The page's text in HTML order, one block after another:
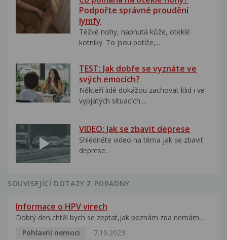
Podpořte správné proudění
lymfy
Těžké nohy, napnutá kůže, oteklé
kotníky. To jsou potíže,...
TEST: Jak dobře se vyznáte ve
svých emocích?
Někteří lidé dokážou zachovat klid i ve
vypjatých situacích....
VIDEO: Jak se zbavit deprese
Shlédněte video na téma jak se zbavit
deprese..
SOUVISEJÍCÍ DOTAZY Z PORADNY
Informace o HPV virech
Dobrý den,chtěl bych se zeptat,jak poznám zda nemám...
Pohlavní nemoci
7.10.2023